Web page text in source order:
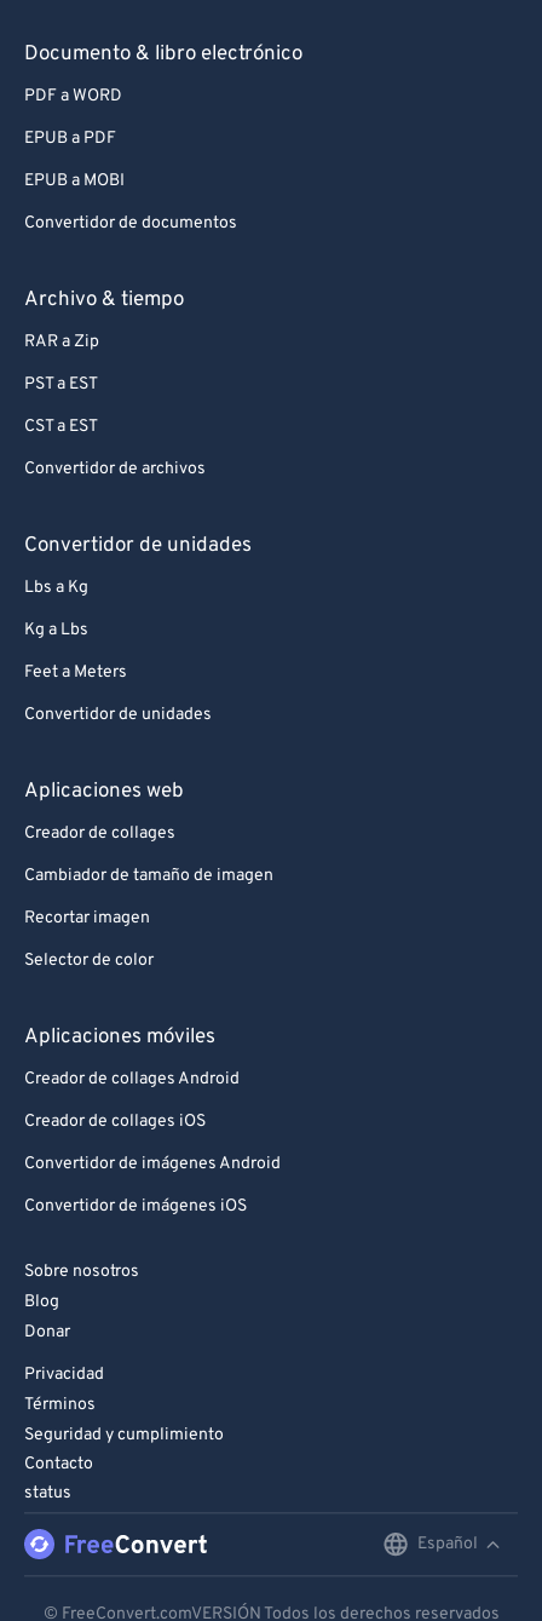
Documento & libro electrónico
PDF a WORD
EPUB a PDF
EPUB a MOBI
Convertidor de documentos
Archivo & tiempo
RAR a Zip
PST a EST
CST a EST
Convertidor de archivos
Convertidor de unidades
Lbs a Kg
Kg a Lbs
Feet a Meters
Convertidor de unidades
Aplicaciones web
Creador de collages
Cambiador de tamaño de imagen
Recortar imagen
Selector de color
Aplicaciones móviles
Creador de collages Android
Creador de collages iOS
Convertidor de imágenes Android
Convertidor de imágenes iOS
Sobre nosotros
Blog
Donar
Privacidad
Términos
Seguridad y cumplimiento
Contacto
status
Español
© FreeConvert.comVERSIÓN Todos los derechos reservados